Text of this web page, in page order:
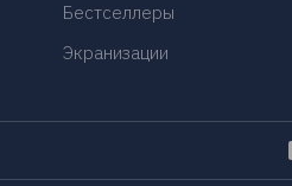
Бестселлеры
Экранизации